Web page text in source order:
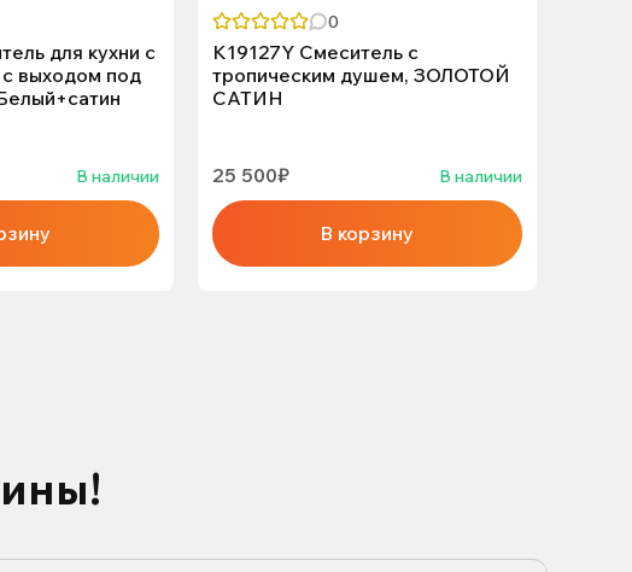
для кухни с
выходом под
В наличии
0
K19127Y Смеситель с
тропическим душем, ЗОЛОТОЙ
САТИН
25 500₽ В наличии
В корзину